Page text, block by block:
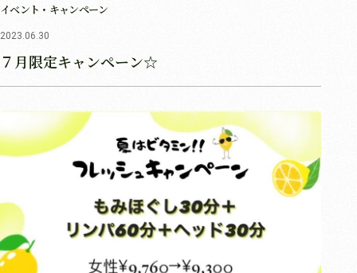
イベント・キャンペーン
2023.06.30
７月限定キャンペーン☆